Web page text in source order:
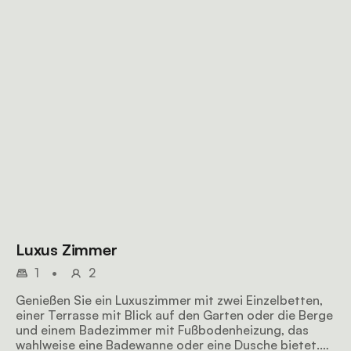
Luxus Zimmer
1 •
2
Genießen Sie ein Luxuszimmer mit zwei Einzelbetten,
einer Terrasse mit Blick auf den Garten oder die Berge
und einem Badezimmer mit Fußbodenheizung, das
wahlweise eine Badewanne oder eine Dusche bietet.